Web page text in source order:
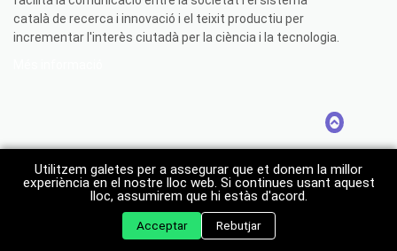
Utilitzem galetes per a assegurar que et donem la millor
experiència en el nostre lloc web. Si continues usant aquest
lloc, assumirem que hi estàs d'acord.
Acceptar Rebutjar
català de recerca i innovació i el teixit productiu per
incrementar l'interès ciutadà per la ciència i la tecnologia.